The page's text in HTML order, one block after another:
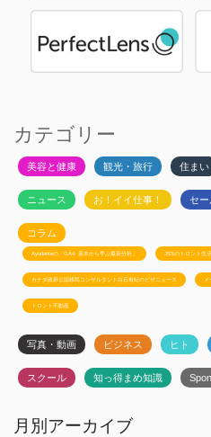
カテゴリー
美容と健康 観光・旅行 住まい
ニュース お！イイ仕事！ セー
コラム
Ayudanteの「GA4: 基本から学ぶ最新分析」 JSSのトロント生
カナダ政府公認移民コンサルタント白石有紀のビザニュース
トロント不動産
写真・動画 ビジネス ヒト
スクール 知っ得まめ知識
月別アーカイブ